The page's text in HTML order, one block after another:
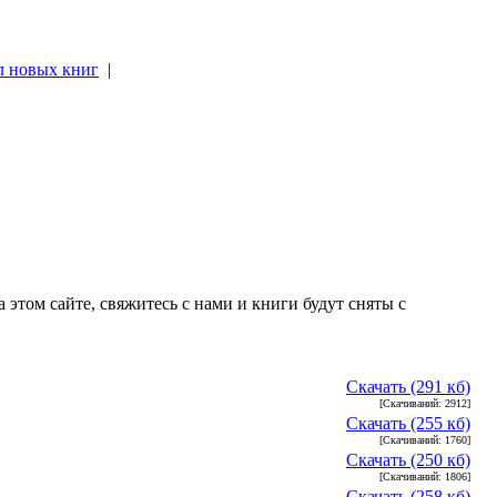
новых книг |
сайте, свяжитесь с нами и книги будут сняты с
Скачать (291 кб)
[Скачиваний: 2912]
Скачать (255 кб)
[Скачиваний: 1760]
Скачать (250 кб)
[Скачиваний: 1806]